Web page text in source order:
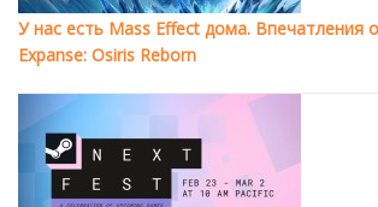
У нас есть Mass Effect дома. Впечатления
Expanse: Osiris Reborn